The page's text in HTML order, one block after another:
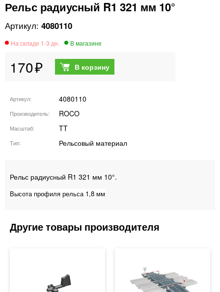
Рельс радиусный R1 321 мм 10°
4080110
170
Артикул 4080110
Производитель ROCO
Масштаб TT
Тип Рельсовый материал
Рельс радиусный R1 321 мм 10°.
Высота профиля рельса 1,8 мм